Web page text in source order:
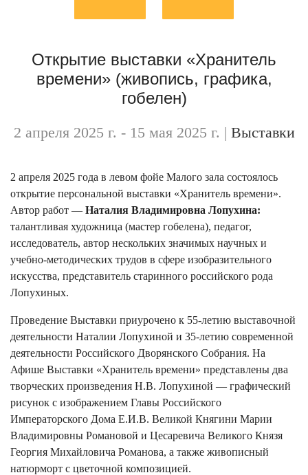
Открытие выставки «Хранитель
времени» (живопись, графика,
гобелен)
2 апреля 2025 г. - 15 мая 2025 г. | Выставки
2 апреля 2025 года в левом фойе Малого зала состоялось
открытие персональной выставки «Хранитель времени».
Автор работ — Наталия Владимировна Лопухина:
талантливая художница (мастер гобелена), педагог,
исследователь, автор нескольких значимых научных и
учебно-методических трудов в сфере изобразительного
искусства, представитель старинного российского рода
Лопухиных.
Проведение Выставки приурочено к 55-летию выставочной
деятельности Наталии Лопухиной и 35-летию современной
деятельности Российского Дворянского Собрания. На
Афише Выставки «Хранитель времени» представлены два
творческих произведения Н.В. Лопухиной — графический
рисунок с изображением Главы Российского
Императорского Дома Е.И.В. Великой Княгини Марии
Владимировны Романовой и Цесаревича Великого Князя
Георгия Михайловича Романова, а также живописный
натюрморт с цветочной композицией.